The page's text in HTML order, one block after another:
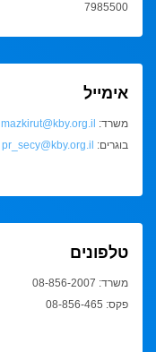
7985500
אימייל
משרד: mazkirut@kby.org.il
בוגרים: pr_secy@kby.org.il
טלפונים
משרד: 08-856-2007
פקס: 08-856-465